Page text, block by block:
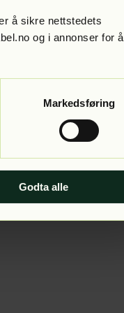
å sikre nettstedets
og i annonser for å
Markedsføring
Godta alle